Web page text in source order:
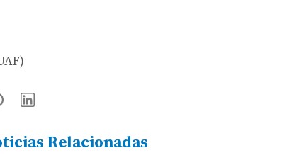
Relacionadas